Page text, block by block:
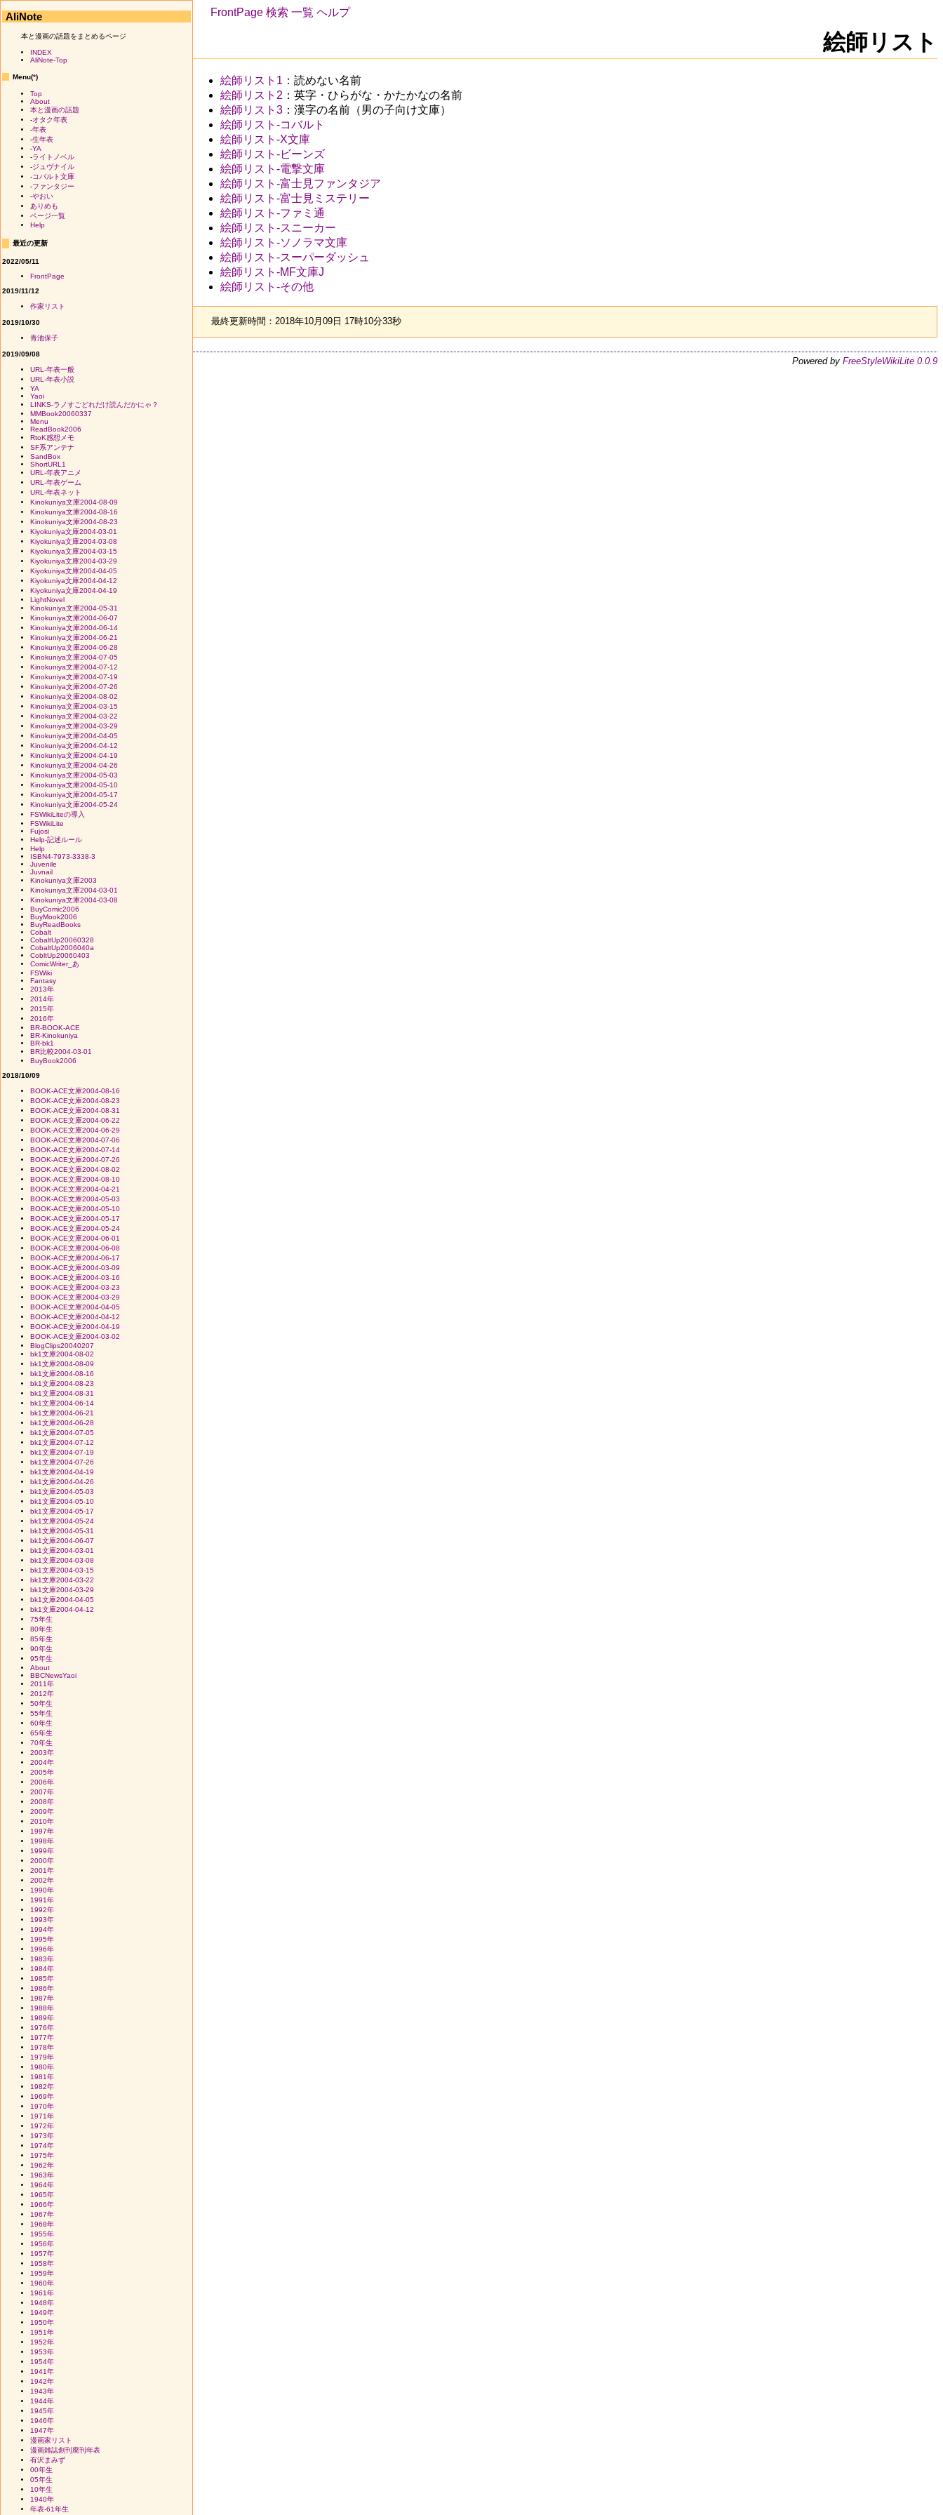
FrontPage 検索 一覧 ヘルプ
絵師リスト
絵師リスト1：読めない名前
絵師リスト2：英字・ひらがな・かたかなの名前
絵師リスト3：漢字の名前（男の子向け文庫）
絵師リスト-コバルト
絵師リスト-X文庫
絵師リスト-ビーンズ
絵師リスト-電撃文庫
絵師リスト-富士見ファンタジア
絵師リスト-富士見ミステリー
絵師リスト-ファミ通
絵師リスト-スニーカー
絵師リスト-ソノラマ文庫
絵師リスト-スーパーダッシュ
絵師リスト-MF文庫J
絵師リスト-その他
最終更新時間：2018年10月09日 17時10分33秒
Powered by FreeStyleWikiLite 0.0.9
AliNote
本と漫画の話題をまとめるページ
INDEX
AliNote-Top
Menu(*)
Top
About
本と漫画の話題
-オタク年表
-年表
-生年表
-YA
-ライトノベル
-ジュヴナイル
-コバルト文庫
-ファンタジー
-やおい
ありめも
ページ一覧
Help
最近の更新
2022/05/11
FrontPage
2019/11/12
作家リスト
2019/10/30
青池保子
2019/09/08
URL-年表一般
URL-年表小説
YA
Yaoi
LINKS-ラノすごどれだけ読んだかにゃ？
MMBook20060337
Menu
ReadBook2006
RtoK感想メモ
SF系アンテナ
SandBox
ShortURL1
URL-年表アニメ
URL-年表ゲーム
URL-年表ネット
Kinokuniya文庫2004-08-09
Kinokuniya文庫2004-08-16
Kinokuniya文庫2004-08-23
Kiyokuniya文庫2004-03-01
Kiyokuniya文庫2004-03-08
Kiyokuniya文庫2004-03-15
Kiyokuniya文庫2004-03-29
Kiyokuniya文庫2004-04-05
Kiyokuniya文庫2004-04-12
Kiyokuniya文庫2004-04-19
LightNovel
Kinokuniya文庫2004-05-31
Kinokuniya文庫2004-06-07
Kinokuniya文庫2004-06-14
Kinokuniya文庫2004-06-21
Kinokuniya文庫2004-06-28
Kinokuniya文庫2004-07-05
Kinokuniya文庫2004-07-12
Kinokuniya文庫2004-07-19
Kinokuniya文庫2004-07-26
Kinokuniya文庫2004-08-02
Kinokuniya文庫2004-03-15
Kinokuniya文庫2004-03-22
Kinokuniya文庫2004-03-29
Kinokuniya文庫2004-04-05
Kinokuniya文庫2004-04-12
Kinokuniya文庫2004-04-19
Kinokuniya文庫2004-04-26
Kinokuniya文庫2004-05-03
Kinokuniya文庫2004-05-10
Kinokuniya文庫2004-05-17
Kinokuniya文庫2004-05-24
FSWikiLiteの導入
FSWikiLite
Fujosi
Help-記述ルール
Help
ISBN4-7973-3338-3
Juvenile
Juvnail
Kinokuniya文庫2003
Kinokuniya文庫2004-03-01
Kinokuniya文庫2004-03-08
BuyComic2006
BuyMook2006
BuyReadBooks
Cobalt
CobaltUp20060328
CobaltUp2006040a
CobltUp20060403
ComicWriter_あ
FSWiki
Fantasy
2013年
2014年
2015年
2016年
BR-BOOK-ACE
BR-Kinokuniya
BR-bk1
BR比較2004-03-01
BuyBook2006
2018/10/09
BOOK-ACE文庫2004-08-16
BOOK-ACE文庫2004-08-23
BOOK-ACE文庫2004-08-31
BOOK-ACE文庫2004-06-22
BOOK-ACE文庫2004-06-29
BOOK-ACE文庫2004-07-06
BOOK-ACE文庫2004-07-14
BOOK-ACE文庫2004-07-26
BOOK-ACE文庫2004-08-02
BOOK-ACE文庫2004-08-10
BOOK-ACE文庫2004-04-21
BOOK-ACE文庫2004-05-03
BOOK-ACE文庫2004-05-10
BOOK-ACE文庫2004-05-17
BOOK-ACE文庫2004-05-24
BOOK-ACE文庫2004-06-01
BOOK-ACE文庫2004-06-08
BOOK-ACE文庫2004-06-17
BOOK-ACE文庫2004-03-09
BOOK-ACE文庫2004-03-16
BOOK-ACE文庫2004-03-23
BOOK-ACE文庫2004-03-29
BOOK-ACE文庫2004-04-05
BOOK-ACE文庫2004-04-12
BOOK-ACE文庫2004-04-19
BOOK-ACE文庫2004-03-02
BlogClips20040207
bk1文庫2004-08-02
bk1文庫2004-08-09
bk1文庫2004-08-16
bk1文庫2004-08-23
bk1文庫2004-08-31
bk1文庫2004-06-14
bk1文庫2004-06-21
bk1文庫2004-06-28
bk1文庫2004-07-05
bk1文庫2004-07-12
bk1文庫2004-07-19
bk1文庫2004-07-26
bk1文庫2004-04-19
bk1文庫2004-04-26
bk1文庫2004-05-03
bk1文庫2004-05-10
bk1文庫2004-05-17
bk1文庫2004-05-24
bk1文庫2004-05-31
bk1文庫2004-06-07
bk1文庫2004-03-01
bk1文庫2004-03-08
bk1文庫2004-03-15
bk1文庫2004-03-22
bk1文庫2004-03-29
bk1文庫2004-04-05
bk1文庫2004-04-12
75年生
80年生
85年生
90年生
95年生
About
BBCNewsYaoi
2011年
2012年
50年生
55年生
60年生
65年生
70年生
2003年
2004年
2005年
2006年
2007年
2008年
2009年
2010年
1997年
1998年
1999年
2000年
2001年
2002年
1990年
1991年
1992年
1993年
1994年
1995年
1996年
1983年
1984年
1985年
1986年
1987年
1988年
1989年
1976年
1977年
1978年
1979年
1980年
1981年
1982年
1969年
1970年
1971年
1972年
1973年
1974年
1975年
1962年
1963年
1964年
1965年
1966年
1967年
1968年
1955年
1956年
1957年
1958年
1959年
1960年
1961年
1948年
1949年
1950年
1951年
1952年
1953年
1954年
1941年
1942年
1943年
1944年
1945年
1946年
1947年
漫画家リスト
漫画雑誌創刊廃刊年表
有沢まみず
00年生
05年生
10年生
1940年
年表-61年生